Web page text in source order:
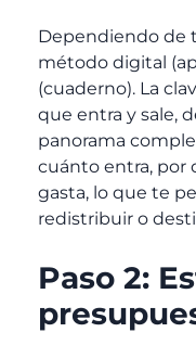
Dependiendo de
método digital
(cuaderno). La
que entra y sale,
panorama
cuánto entra, por
gasta, lo que te
redistribuir o
Paso 2: